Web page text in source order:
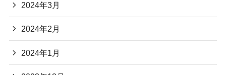
2024年3月
2024年2月
2024年1月